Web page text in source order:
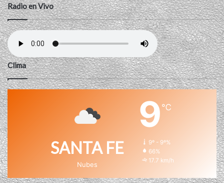
Radio en Vivo
Clima
SANTA FE
Nubes
9℃
9º - 9º%
66%
17.7 km/h